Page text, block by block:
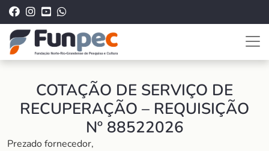
COTAÇÃO DE SERVIÇO DE
RECUPERAÇÃO – REQUISIÇÃO
Nº 88522026
Prezado fornecedor,